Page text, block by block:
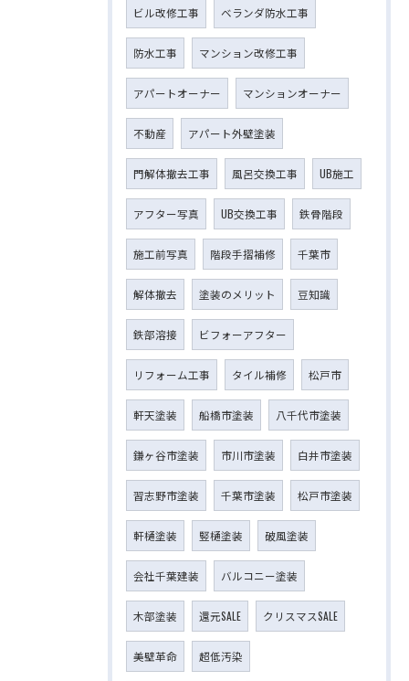
ビル改修工事 ベランダ防水工事
防水工事 マンション改修工事
アパートオーナー マンションオーナー
不動産 アパート外壁塗装
門解体撤去工事 風呂交換工事 UB施工
アフター写真 UB交換工事 鉄骨階段
施工前写真 階段手摺補修 千葉市
解体撤去 塗装のメリット 豆知識
鉄部溶接 ビフォーアフター
リフォーム工事 タイル補修 松戸市
軒天塗装 船橋市塗装 八千代市塗装
鎌ヶ谷市塗装 市川市塗装 白井市塗装
習志野市塗装 千葉市塗装 松戸市塗装
軒樋塗装 竪樋塗装 破風塗装
会社千葉建装 バルコニー塗装
木部塗装 還元SALE クリスマスSALE
美壁革命 超低汚染